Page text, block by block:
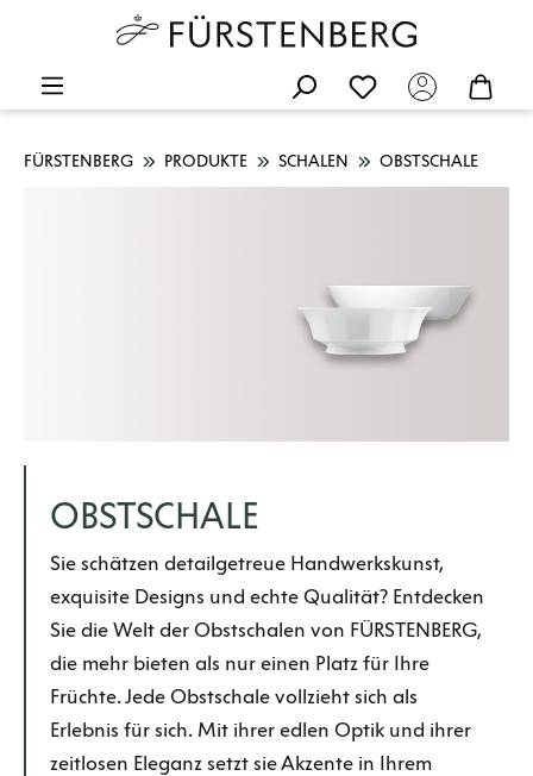
FÜRSTENBERG PRODUKTE SCHALEN OBSTSCHALE
OBSTSCHALE
Sie schätzen detailgetreue Handwerkskunst,
exquisite Designs und echte Qualität? Entdecken
Sie die Welt der Obstschalen von FÜRSTENBERG,
die mehr bieten als nur einen Platz für Ihre
Früchte. Jede Obstschale vollzieht sich als
Erlebnis für sich. Mit ihrer edlen Optik und ihrer
zeitlosen Eleganz setzt sie Akzente in Ihrem